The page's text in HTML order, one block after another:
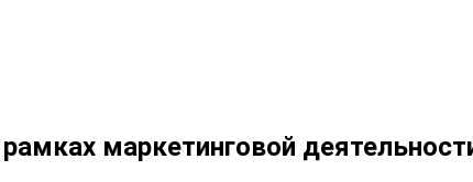
маркетинговой